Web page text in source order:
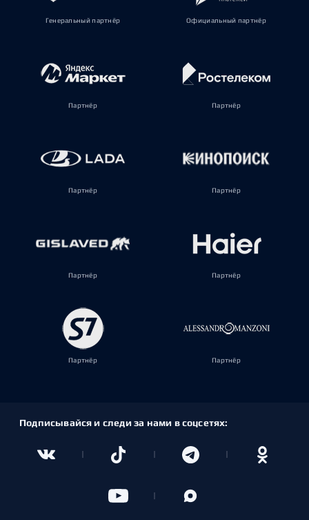
Генеральный партнёр Официальный партнёр
Партнёр Партнёр
Партнёр Партнёр
Партнёр Партнёр
Партнёр Партнёр
Подписывайся и следи за нами в соцсетях: